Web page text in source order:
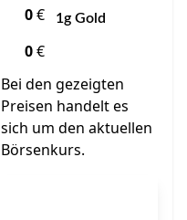
0€ 1g Gold
0€
Bei den gezeigten
Preisen handelt es
sich um den aktuellen
Börsenkurs.